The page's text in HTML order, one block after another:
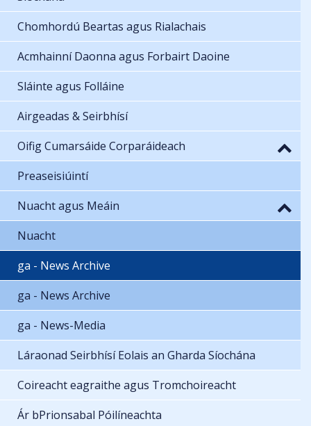
Chomhordú Beartas agus Rialachais
Acmhainní Daonna agus Forbairt Daoine
Sláinte agus Folláine
Airgeadas & Seirbhísí
Oifig Cumarsáide Corparáideach
Preaseisiúintí
Nuacht agus Meáin
Nuacht
ga - News Archive
ga - News Archive
ga - News-Media
Láraonad Seirbhísí Eolais an Gharda Síochána
Coireacht eagraithe agus Tromchoireacht
Ár bPrionsabal Póilíneachta